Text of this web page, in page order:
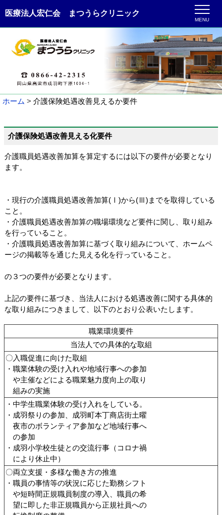
医療法人宏仁会 まつうらクリニック
MENU
ホーム 介護保険処遇改善見えるか要件
介護保険処遇改善見える化要件
介護職員処遇改善加算を算定するには以下の要件が必要となり
ます。
・現行の介護職員処遇改善加算(Ⅰ)から(Ⅲ)までを取得している
こと。
・介護職員処遇改善加算の職場環境など要件に関し、取り組み
を行っていること。
・介護職員処遇改善加算に基づく取り組みについて、ホームペ
ージの掲載等を通じた見える化を行っていること。
の３つの要件が必要となります。
上記の要件に基づき、当法人における処遇改善に関する具体的
な取り組みにつきまして、以下のとおり公表いたします。
職業環境要件
当法人での具体的な取組
〇入職促進に向けた取組
・職業体験の受け入れや地域行事への参加
や主催などによる職業魅力度向上の取り
組みの実施
・中学生職業体験の受け入れをしている。
・成羽祭りの参加、成羽町本丁商店街土曜
夜市のボランティア参加など地域行事へ
の参加
・成羽小学校生徒との交流行事（コロナ禍
により休止中）
〇両立支援・多様な働き方の推進
・職員の事情等の状況に応じた勤務シフト
や短時間正規職員制度の導入、職員の希
望に即した非正規職員から正規社員への